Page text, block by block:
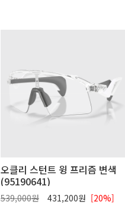
오클리 스턴트 윙 프리즘 변색
(95190641)
539,000원 431,200원 [20%]